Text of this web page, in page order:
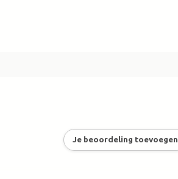
Je beoordeling toevoegen